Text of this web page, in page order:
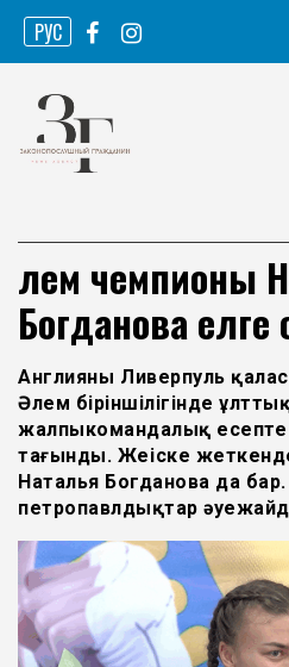
Skip
content
РУС
Әлем чемпионы
Богданова
Англияның Ливерпуль
Әлем біріншілігінде
жалпыкомандалық есепте
тағынды. Жеңіске
Наталья Богданова да
петропавлдықтар